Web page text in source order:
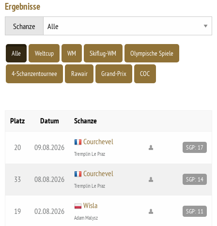
Ergebnisse
Schanze
Alle Weltcup WM Skiflug-WM Olympische Spiele
4-Schanzentournee Rawair Grand-Prix COC
Platz Datum Schanze
20 09.08.2026
Courchevel
Tremplin Le Praz
SGP: 17
33 08.08.2026
Courchevel
Tremplin Le Praz
SGP: 14
19 02.08.2026
Wisla
Adam Malysz
SGP: 11